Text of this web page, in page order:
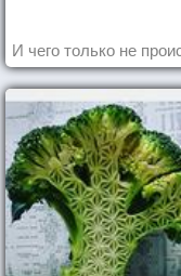
И чего только не